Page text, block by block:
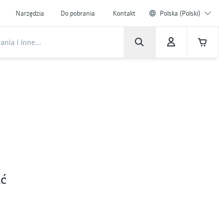
Narzędzia Do pobrania Kontakt Polska (Polski)